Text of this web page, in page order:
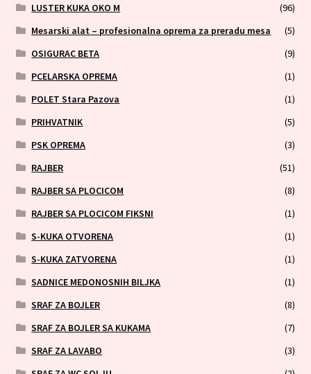
LUSTER KUKA OKO M
(96)
Mesarski alat – profesionalna oprema za preradu mesa
(5)
OSIGURAC BETA
(9)
PCELARSKA OPREMA
(1)
POLET Stara Pazova
(1)
PRIHVATNIK
(5)
PSK OPREMA
(3)
RAJBER
(51)
RAJBER SA PLOCICOM
(8)
RAJBER SA PLOCICOM FIKSNI
(1)
S-KUKA OTVORENA
(1)
S-KUKA ZATVORENA
(1)
SADNICE MEDONOSNIH BILJKA
(1)
SRAF ZA BOJLER
(8)
SRAF ZA BOJLER SA KUKAMA
(7)
SRAF ZA LAVABO
(3)